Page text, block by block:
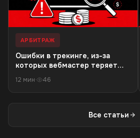
АРБИТРАЖ
Ошибки в трекинге, из-за
которых вебмастер теряет
12 мин· 46
Все статьи